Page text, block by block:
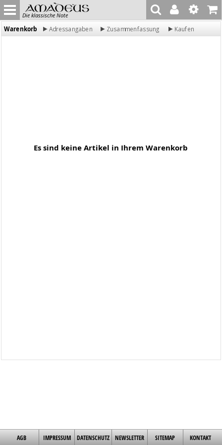
Die klassische Note
Warenkorb Adressangaben Zusammenfassung Kaufen
Es sind keine Artikel in Ihrem Warenkorb
AGB IMPRESSUM DATENSCHUTZ NEWSLETTER SITEMAP KONTAKT